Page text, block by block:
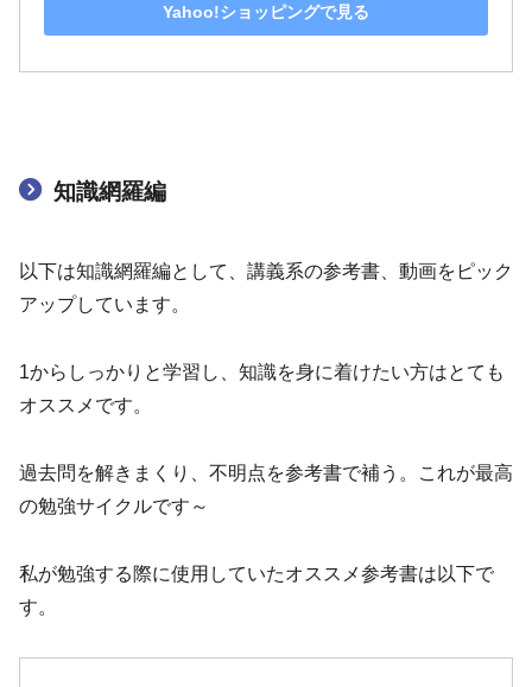
Yahoo!ショッピングで見る
知識網羅編
以下は知識網羅編として、講義系の参考書、動画をピック
アップしています。
1からしっかりと学習し、知識を身に着けたい方はとても
オススメです。
過去問を解きまくり、不明点を参考書で補う。これが最高
の勉強サイクルです～
私が勉強する際に使用していたオススメ参考書は以下で
す。